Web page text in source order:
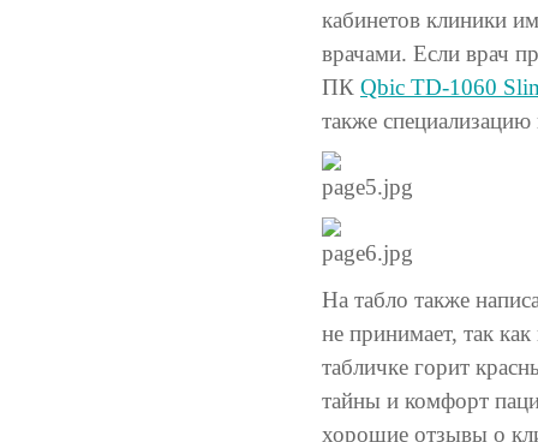
кабинетов клиники
врачами. Если врач
ПК Qbic TD-1060
также
На табло также
не принимает, так
табличке горит
тайны и комфорт
хорошие отзывы о